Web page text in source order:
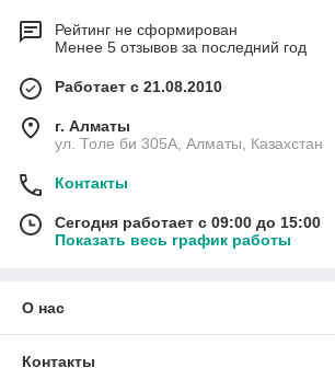
Рейтинг не сформирован
Менее 5 отзывов за последний год
Работает с 21.08.2010
г. Алматы
ул. Толе би 305А, Алматы, Казахстан
Контакты
Сегодня работает с 09:00 до 15:00
Показать весь график работы
О нас
Контакты